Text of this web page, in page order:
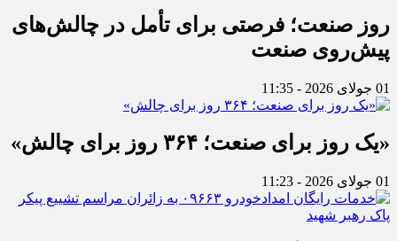
روز صنعت؛ فرصتی برای تأمل در چالش‌های
پیش‌روی صنعت
01 جولای 2026 - 11:35
«یک روز برای صنعت؛ ۳۶۴ روز برای چالش»
01 جولای 2026 - 11:23